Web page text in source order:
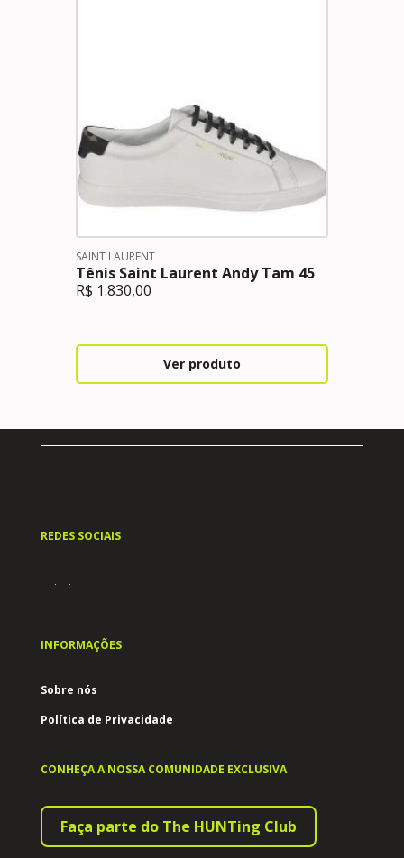
SAINT LAURENT
Tênis Saint Laurent Andy Tam 45
R$ 1.830,00
Ver produto
REDES SOCIAIS
INFORMAÇÕES
Sobre nós
Política de Privacidade
CONHEÇA A NOSSA COMUNIDADE EXCLUSIVA
Faça parte do The HUNTing Club